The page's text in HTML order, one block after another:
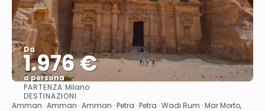
Da
1.976 €
a persona
PARTENZA:Milano
DESTINAZIONI
Amman · Amman · Amman · Petra · Petra · Wadi Rum · Mar Morto,